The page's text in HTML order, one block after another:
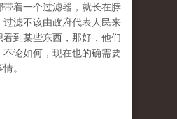
着一个过滤器，就长在脖
滤不该由政府代表人民来
到某些东西，那好，他们
论如何，现在也的确需要
。